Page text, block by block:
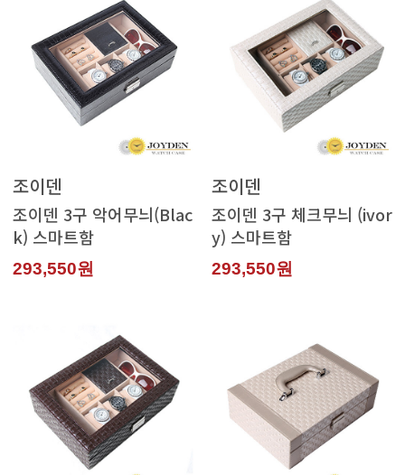
조이덴
k) 스마트함
293,550원
조이덴
y) 스마트함
293,550원